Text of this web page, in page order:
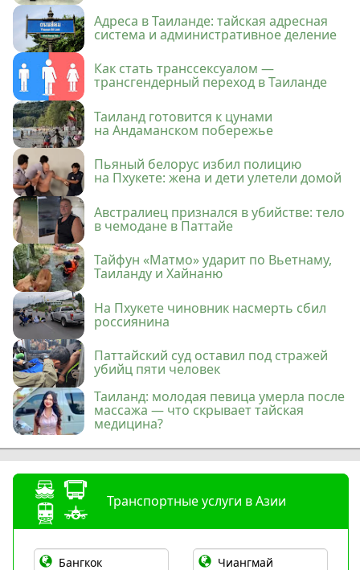
Адреса в Таиланде: тайская адресная
система и административное деление
Как стать транссексуалом —
трансгендерный переход в Таиланде
Таиланд готовится к цунами
на Андаманском побережье
Пьяный белорус избил полицию
на Пхукете: жена и дети улетели домой
Австралиец признался в убийстве: тело
в чемодане в Паттайе
Тайфун «Матмо» ударит по Вьетнаму,
Таиланду и Хайнаню
На Пхукете чиновник насмерть сбил
россиянина
Паттайский суд оставил под стражей
убийц пяти человек
Таиланд: молодая певица умерла после
массажа — что скрывает тайская
медицина?
Транспортные услуги в Азии